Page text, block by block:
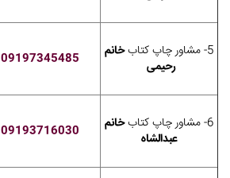
5- مشاور چاپ کتاب
خانم
رحیمی
09197345485
6- مشاور چاپ کتاب
خانم
عبدالشاه
09193716030